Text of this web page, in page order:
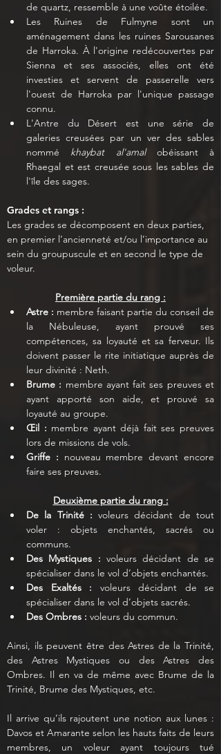
de quartz, ressemble à une voûte étoilée.
Les Ruines de Fulmyne sont un
aménagement dans les ruines Sarousanes
de Harroka. À l'origine redécouvertes par
Sienna et ses associés, elles ont été
investies et servent de passerelle vers
l'ouest de Harroka par l'unique passage
connu.
L'Antre du Désert est une série de
galeries creusées par un ver des sables
nommé khaybat al'amal obéissant à
Rhaegal et est creusée sous les sables de
l'île des sages.
Grades et rangs :
Les grades se décomposent en deux parties,
en premier l’ancienneté et/ou l’importance au
sein du groupuscule et en second le type de
voleur.
Première partie du rang :
Astre : membre faisant partie du conseil de
la Nébuleuse, ayant prouvé ses
compétences, sa loyauté et sa ferveur. Ils
doivent passer le rite initiatique auprès de
leur divinité : Neth.
Brume : membre ayant fait ses preuves et
ayant apporté son aide, et prouvé sa
loyauté au groupe.
Œil : membre ayant déjà fait ses preuves
lors de missions de vols.
Griffe : nouveau membre devant encore
faire ses preuves.
Deuxième partie du rang :
De la Trinité : voleurs décidant de tout
voler : objets enchantés, sacrés ou
communs.
Des Mystiques : voleurs décidant de se
spécialiser dans le vol d’objets enchantés.
Des Exaltés : voleurs décidant de se
spécialiser dans le vol d’objets sacrés.
Des Ombres : voleurs du commun.
Ainsi, ils peuvent être des Astres de la Trinité,
des Astres Mystiques ou des Astres des
Ombres. Il en va de même avec Brume de la
Trinité, Brume des Mystiques, etc.
Il arrive qu’ils rajoutent une notion aux lunes :
Davos et Amarante selon les hauts faits de leurs
membres, un voleur ayant toujours tué